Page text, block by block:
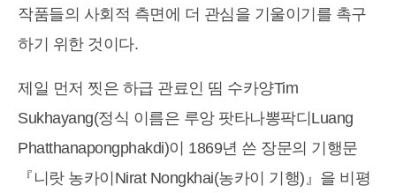
작품들의 사회적 측면에 더 관심을 기울이기를 촉구
하기 위한 것이다.
제일 먼저 찟은 하급 관료인 띰 수카양Tim
Sukhayang(정식 이름은 루앙 팟타나뽕팍디Luang
Phatthanapongphakdi)이 1869년 쓴 장문의 기행문
『니랏 농카이Nirat Nongkhai(농카이 기행)』을 비평